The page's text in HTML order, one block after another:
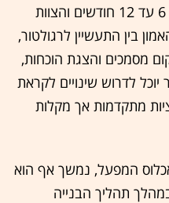
הרלוונטיות ועוד. שלב זה נמשך 6 עד 12 חודשים והצוות
בין התעשיין לרגולטור,
מסמכים והצגת הוכחות,
לדרוש שינויים לקראת
מתקדמות אך מקלות
המפעל, נמשך אף הוא
תהליך הבנייה